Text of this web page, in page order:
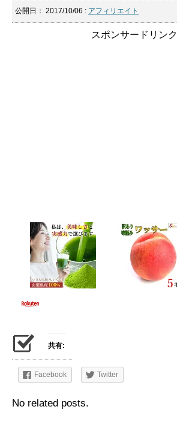
公開日： 2017/10/06 : アフィリエイト
スポンサードリンク
共有:
Facebook Twitter
No related posts.